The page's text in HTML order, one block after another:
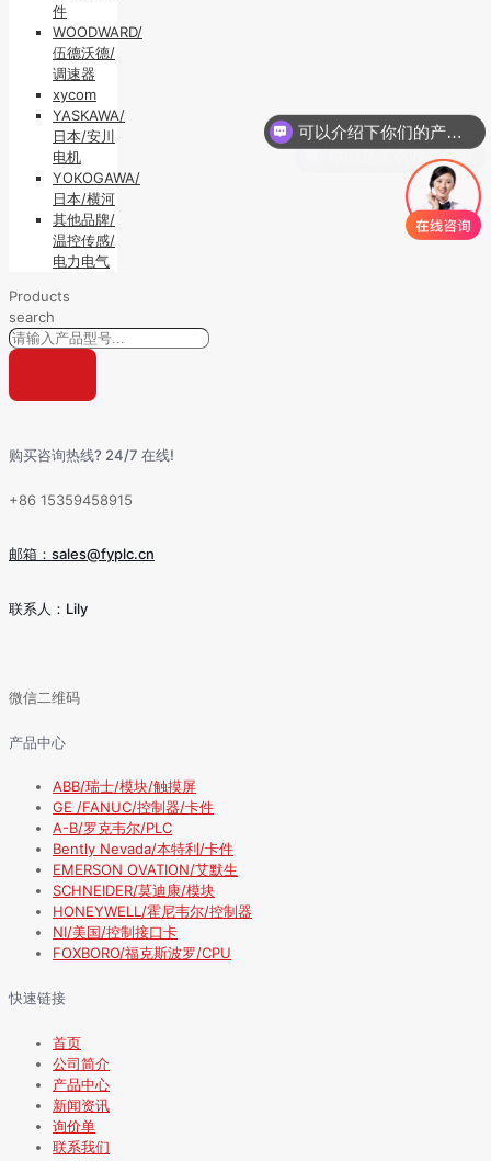
件
WOODWARD/
伍德沃德/
调速器
xycom
YASKAWA/
日本/安川
电机
YOKOGAWA/
日本/横河
其他品牌/
温控传感/
电力电气
Products
search
购买咨询热线? 24/7 在线!
+86 15359458915
邮箱：sales@fyplc.cn
联系人：Lily
微信二维码
产品中心
ABB/瑞士/模块/触摸屏
GE /FANUC/控制器/卡件
A-B/罗克韦尔/PLC
Bently Nevada/本特利/卡件
EMERSON OVATION/艾默生
SCHNEIDER/莫迪康/模块
HONEYWELL/霍尼韦尔/控制器
NI/美国/控制接口卡
FOXBORO/福克斯波罗/CPU
快速链接
首页
公司简介
产品中心
新闻资讯
询价单
联系我们
你们是怎么收费的呢